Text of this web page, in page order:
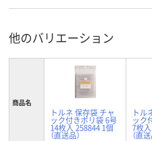
他のバリエーション
商品名
トルネ 保存袋 チャ
ック付きポリ袋 6号
14枚入 258844 1個
（直送品）
トル
ック
7枚
（直送